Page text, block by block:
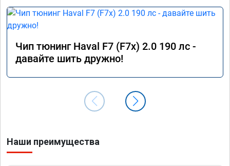
Чип тюнинг Haval F7 (F7x) 2.0 190 лс -
давайте шить дружно!
Наши преимущества